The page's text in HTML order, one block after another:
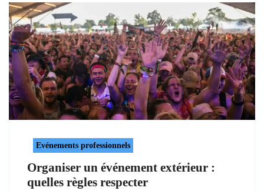
Evénements professionnels
Organiser un événement extérieur :
quelles règles respecter